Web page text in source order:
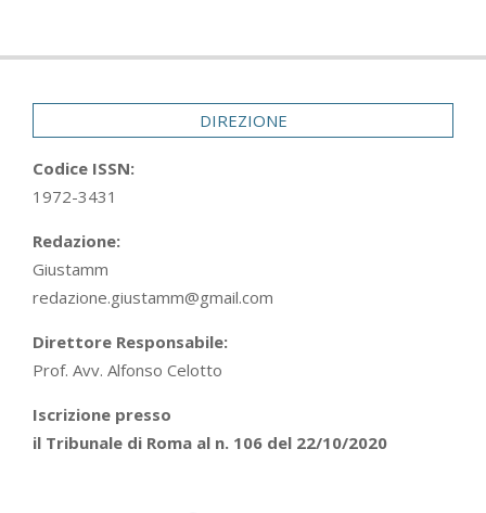
DIREZIONE
Codice ISSN:
1972-3431
Redazione:
Giustamm
redazione.giustamm@gmail.com
Direttore Responsabile:
Prof. Avv. Alfonso Celotto
Iscrizione presso
il Tribunale di Roma al n. 106 del 22/10/2020